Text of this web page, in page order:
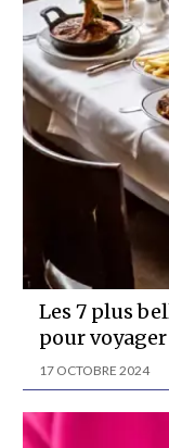
Les 7 plus
pour
17 OCTOBRE 2024